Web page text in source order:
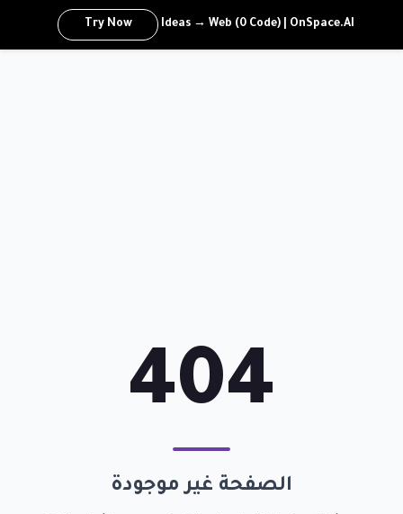
Ideas → Web (0 Code) | OnSpace.AI
Try Now
404
الصفحة غير موجودة